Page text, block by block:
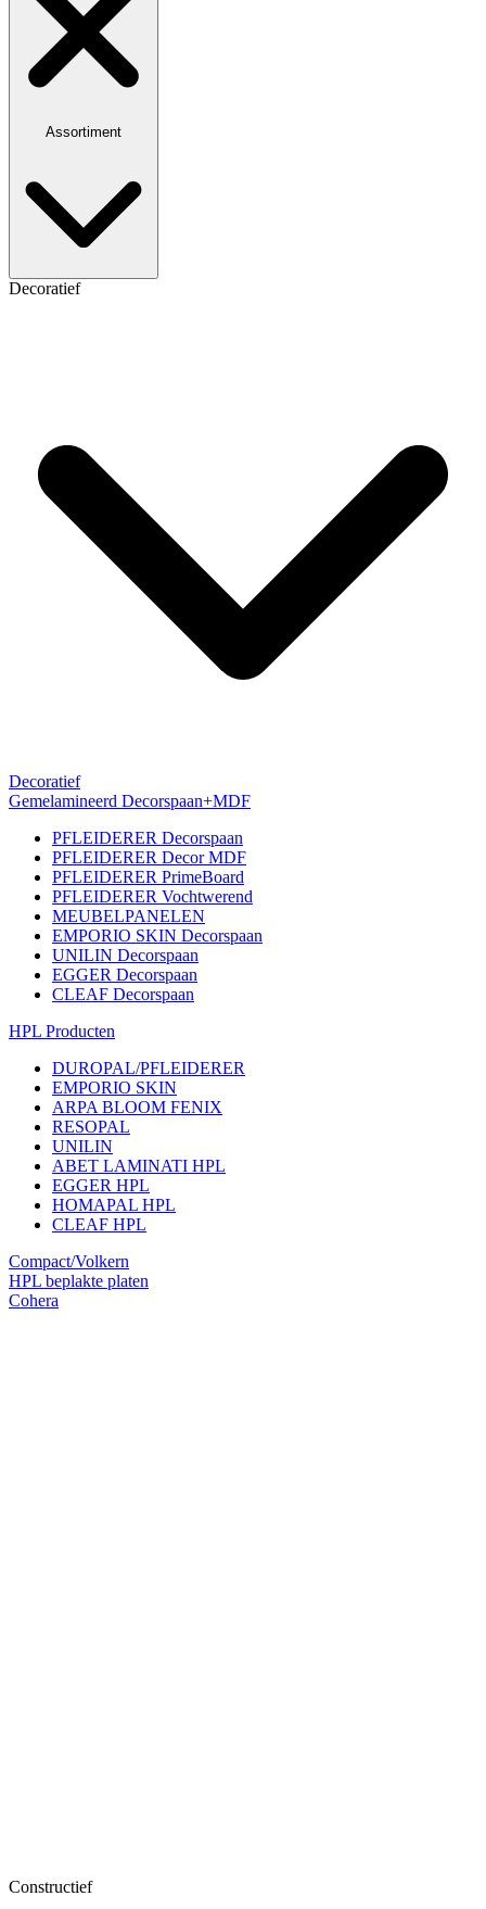
Assortiment
Decoratief
Decoratief
Gemelamineerd Decorspaan+MDF
PFLEIDERER Decorspaan
PFLEIDERER Decor MDF
PFLEIDERER PrimeBoard
PFLEIDERER Vochtwerend
MEUBELPANELEN
EMPORIO SKIN Decorspaan
UNILIN Decorspaan
EGGER Decorspaan
CLEAF Decorspaan
HPL Producten
DUROPAL/PFLEIDERER
EMPORIO SKIN
ARPA BLOOM FENIX
RESOPAL
UNILIN
ABET LAMINATI HPL
EGGER HPL
HOMAPAL HPL
CLEAF HPL
Compact/Volkern
HPL beplakte platen
Cohera
Constructief